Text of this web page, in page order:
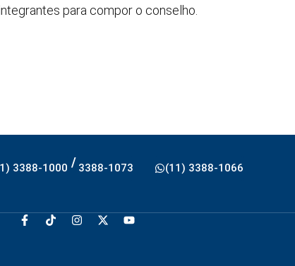
para compor o conselho.
3388-1000 / 3388-1073 (11) 3388-1066